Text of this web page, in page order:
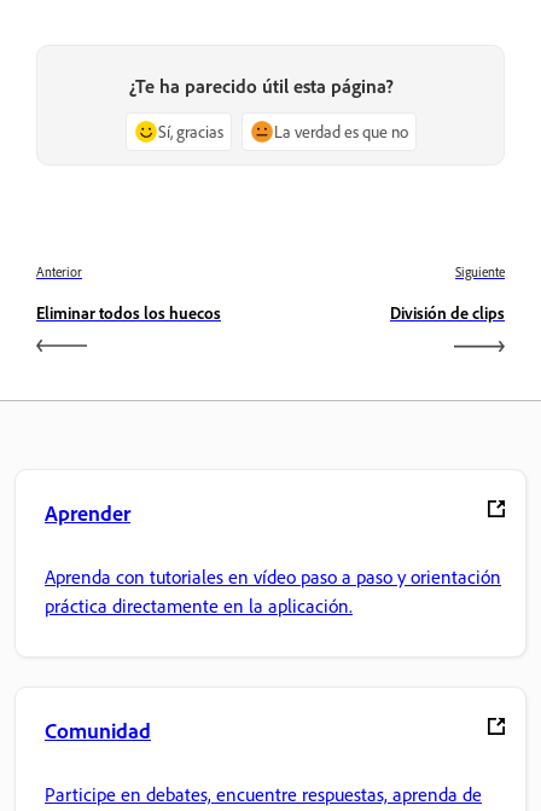
¿Te ha parecido útil esta página?
Sí, gracias La verdad es que no
Anterior
Eliminar todos los huecos
Siguiente
División de clips
Aprender
Aprenda con tutoriales en vídeo paso a paso y orientación
práctica directamente en la aplicación.
Comunidad
Participe en debates, encuentre respuestas, aprenda de